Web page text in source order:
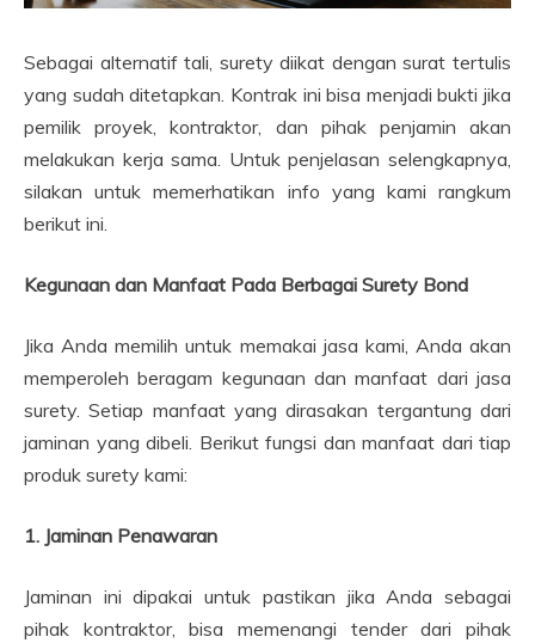
Sebagai alternatif tali, surety diikat dengan surat tertulis
yang sudah ditetapkan. Kontrak ini bisa menjadi bukti jika
pemilik proyek, kontraktor, dan pihak penjamin akan
melakukan kerja sama. Untuk penjelasan selengkapnya,
silakan untuk memerhatikan info yang kami rangkum
berikut ini.
Kegunaan dan Manfaat Pada Berbagai Surety Bond
Jika Anda memilih untuk memakai jasa kami, Anda akan
memperoleh beragam kegunaan dan manfaat dari jasa
surety. Setiap manfaat yang dirasakan tergantung dari
jaminan yang dibeli. Berikut fungsi dan manfaat dari tiap
produk surety kami:
1. Jaminan Penawaran
Jaminan ini dipakai untuk pastikan jika Anda sebagai
pihak kontraktor, bisa memenangi tender dari pihak